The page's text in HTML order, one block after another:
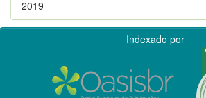
2019
Indexado por